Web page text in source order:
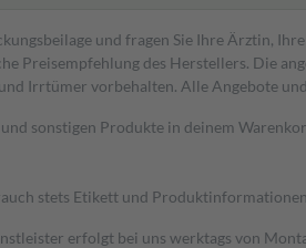
und fragen Sie Ihre Ärztin,
des Herstellers. Die
Irrtümer vorbehalten. Alle Angebote
sonstigen Produkte in deinem
stets Etikett und
erfolgt bei uns werktags von